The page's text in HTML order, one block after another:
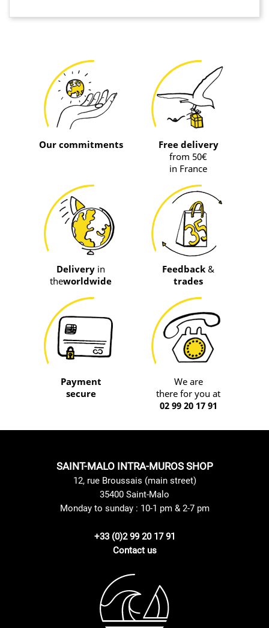
Our commitments
Free delivery
from 50€
in France
Delivery in
theworldwide
Feedback &
trades
Payment
secure
We are
there for you at
02 99 20 17 91
SAINT-MALO INTRA-MUROS SHOP
12, rue Broussais (main street)
35400 Saint-Malo
Monday to sunday : 10-1 pm & 2-7 pm
+33 (0)2 99 20 17 91
Contact us